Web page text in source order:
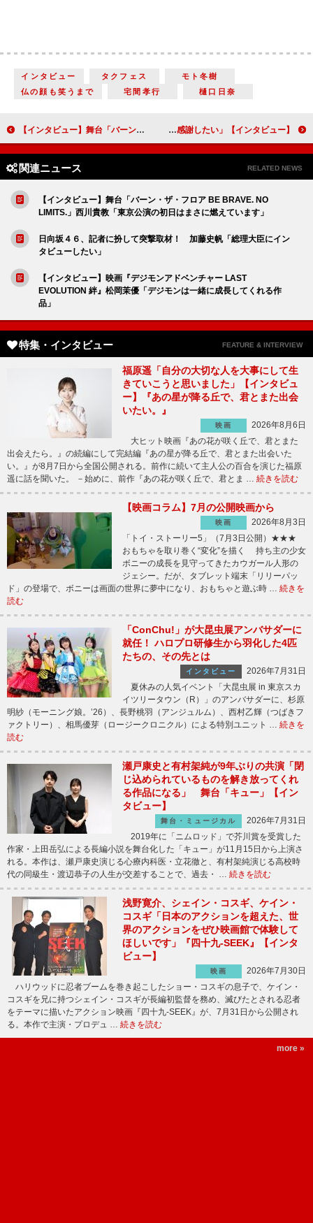
インタビュー タクフェス
モト冬樹
仏の顔も笑うまで
宅間孝行 樋口日奈
【インタビュー】舞台「バーン・ザ・フロア BE BRAVE. NO LIMITS.」西川貴教「東京公演の初日はまさに燃えています」 【インタビュー】映画『初恋』三池崇史監督 三池節全開の痛快エンターテインメントに窪田正孝ら豪華キャストが集結「『よくこの作品を選んでくれた』と感謝したい」
関連ニュース RELATED NEWS
【インタビュー】舞台「バーン・ザ・フロア BE BRAVE. NO
LIMITS.」西川貴教「東京公演の初日はまさに燃えています」
日向坂４６、記者に扮して突撃取材！ 加藤史帆「総理大臣にイン
タビューしたい」
【インタビュー】映画『デジモンアドベンチャー LAST
EVOLUTION 絆』松岡茉優「デジモンは一緒に成長してくれる作
品」
特集・インタビュー FEATURE & INTERVIEW
福原遥「自分の大切な人を大事にして生
きていこうと思いました」【インタビュ
ー】『あの星が降る丘で、君とまた出会
いたい。』
映画
2026年8月6日
大ヒット映画『あの花が咲く丘で、君とまた
出会えたら。』の続編にして完結編『あの星が降る丘で、君とまた出会いた
い。』が8月7日から全国公開される。前作に続いて主人公の百合を演じた福原
遥に話を聞いた。 －始めに、前作『あの花が咲く丘で、君とま … 続きを読む
【映画コラム】7月の公開映画から
映画
2026年8月3日
「トイ・ストーリー5」（7月3日公開）★★★
おもちゃを取り巻く“変化”を描く 持ち主の少女
ボニーの成長を見守ってきたカウガール人形の
ジェシー。だが、タブレット端末「リリーパッ
ド」の登場で、ボニーは画面の世界に夢中になり、おもちゃと遊ぶ時 … 続きを
読む
「ConChu!」が大昆虫展アンバサダーに
就任！ ハロプロ研修生から羽化した4匹
たちの、その先とは
インタビュー
2026年7月31日
夏休みの人気イベント「大昆虫展 in 東京スカ
イツリータウン（R）」のアンバサダーに、杉原
明紗（モーニング娘。’26）、長野桃羽（アンジュルム）、西村乙輝（つばきフ
ァクトリー）、相馬優芽（ロージークロニクル）による特別ユニット … 続きを
読む
瀬戸康史と有村架純が9年ぶりの共演「閉
じ込められているものを解き放ってくれ
る作品になる」 舞台「キュー」【イン
タビュー】
舞台・ミュージカル
2026年7月31日
2019年に「ニムロッド」で芥川賞を受賞した
作家・上田岳弘による長編小説を舞台化した「キュー」が11月15日から上演さ
れる。本作は、瀬戸康史演じる心療内科医・立花徹と、有村架純演じる高校時
代の同級生・渡辺恭子の人生が交差することで、過去・ … 続きを読む
浅野寛介、シェイン・コスギ、ケイン・
コスギ「日本のアクションを超えた、世
界のアクションをぜひ映画館で体験して
ほしいです」『四十九-SEEK』【インタ
ビュー】
映画
2026年7月30日
ハリウッドに忍者ブームを巻き起こしたショー・コスギの息子で、ケイン・
コスギを兄に持つシェイン・コスギが長編初監督を務め、滅びたとされる忍者
をテーマに描いたアクション映画『四十九-SEEK』が、7月31日から公開され
る。本作で主演・プロデュ … 続きを読む
more »